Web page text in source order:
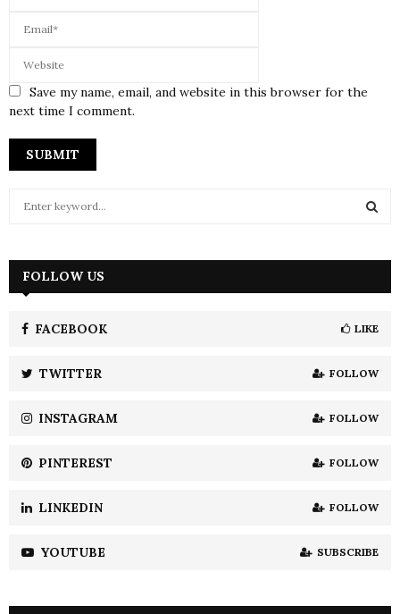
Save my name, email, and website in this browser for the
next time I comment.
h
H
FOLLOW US
FACEBOOK LIKE
TWITTER FOLLOW
INSTAGRAM FOLLOW
PINTEREST FOLLOW
LINKEDIN FOLLOW
YOUTUBE SUBSCRIBE